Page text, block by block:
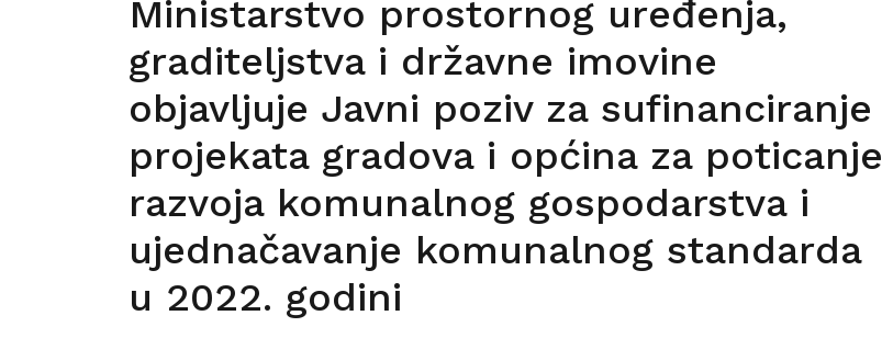
Ministarstvo prostornog uređenja,
graditeljstva i državne imovine
objavljuje Javni poziv za sufinanciranje
projekata gradova i općina za poticanje
razvoja komunalnog gospodarstva i
ujednačavanje komunalnog standarda
u 2022. godini